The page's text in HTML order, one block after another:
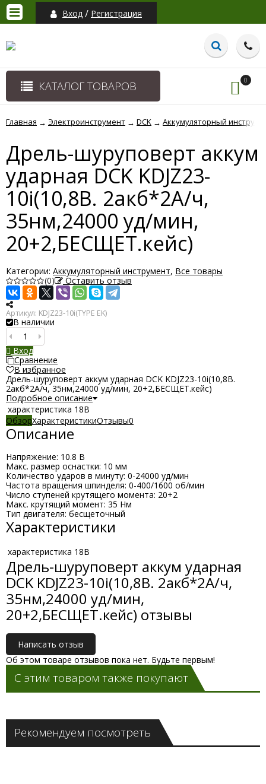
Вход / Регистрация
КАТАЛОГ ТОВАРОВ 0
Главная → Электроинструмент → DCK → Аккумуляторный
Дрель-шуруповерт аккум
ударная DCK KDJZ23-
10i(10,8В. 2акб*2А/ч,
35нм,24000 уд/мин,
20+2,БЕСЩЕТ.кейс)
Категории: Аккумуляторный инструмент, Все товары
(0)
Оставить отзыв
Артикул: KDJZ23-10i(TYPE EK)
В наличии
Вход
Сравнение
В избранное
Дрель-шуруповерт аккум ударная DCK KDJZ23-10i(10,8В.
2акб*2А/ч, 35нм,24000 уд/мин, 20+2,БЕСЩЕТ.кейс)
Подробное описание
характеристика 18В
ОбзорХарактеристикиОтзывы0
Описание
Напряжение: 10.8 В
Макс. размер оснастки: 10 мм
Количество ударов в минуту: 0-24000 уд/мин
Частота вращения шпинделя: 0-400/1600 об/мин
Число ступеней крутящего момента: 20+2
Макс. крутящий момент: 35 Нм
Тип двигателя: бесщеточный
Характеристики
характеристика 18В
Дрель-шуруповерт аккум ударная
DCK KDJZ23-10i(10,8В. 2акб*2А/ч,
35нм,24000 уд/мин,
20+2,БЕСЩЕТ.кейс) отзывы
Написать отзыв
Об этом товаре отзывов пока нет. Будьте первым!
С этим товаром также покупают
Рекомендуем посмотреть